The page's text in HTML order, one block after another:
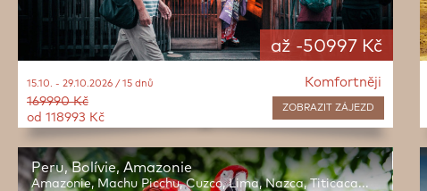
až -50997 Kč
Komfortněji
ZOBRAZIT ZÁJEZD
15.10. - 29.10.2026 / 15 dnů
169990 Kč
od 118993 Kč
Peru, Bolívie, Amazonie
Amazonie, Machu Picchu, Cuzco, Lima, Nazca, Titicaca...